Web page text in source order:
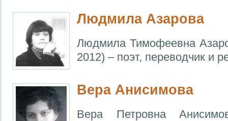
Людмила Азарова
Людмила Тимофеевна
2012) – поэт, переводчик и
Вера Анисимова
Вера Петровна